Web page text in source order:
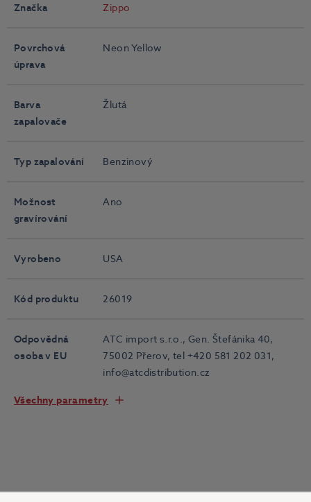
Značka Zippo
Povrchová
úprava
Neon Yellow
Barva
zapalovače
Žlutá
Typ zapalování Benzinový
Možnost
gravírování
Ano
Vyrobeno USA
Kód produktu 26019
Odpovědná
osoba v EU
ATC import s.r.o., Gen. Štefánika 40,
75002 Přerov, tel +420 581 202 031,
info@atcdistribution.cz
Všechny parametry